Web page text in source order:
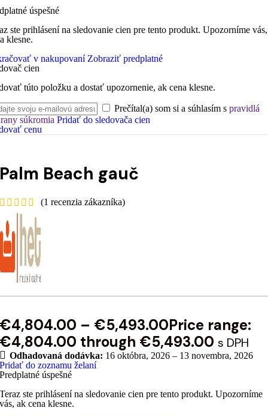
úspešné
ste prihlásení na sledovanie cien pre tento produkt. Upozorníme
klesne.
v nakupovaní Zobraziť predplatné
cien
túto položku a dostať upozornenie, ak cena klesne.
Prečítal(a) som si a súhlasím s pravidlá
súkromia Pridať do sledovača cien
cenu
Palm Beach gauč
(1 recenzia zákazníka)
€4,804.00 – €5,493.00Price range:
€4,804.00 through €5,493.00 s DPH
Odhadovaná dodávka: 16 októbra, 2026 – 13 novembra, 2026
Pridať do zoznamu želaní
Predplatné úspešné
Teraz ste prihlásení na sledovanie cien pre tento produkt. Upozorníme
vás, ak cena klesne.